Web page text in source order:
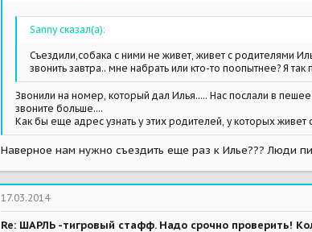
Sanny сказал(а):
Съездили,собака с ними не живет, живет с родителями
звонить завтра.. мне набрать или кто-то поопытнее? Я
Звонили на номер, который дал Илья..... Нас послали в
звоните больше....
Как бы еще адрес узнать у этих родителей, у которых живет
Наверное нам нужно съездить еще раз к Илье??? Люди
17.03.2014
Re: ШАРЛЬ -тигровый стафф. Надо срочно проверить!